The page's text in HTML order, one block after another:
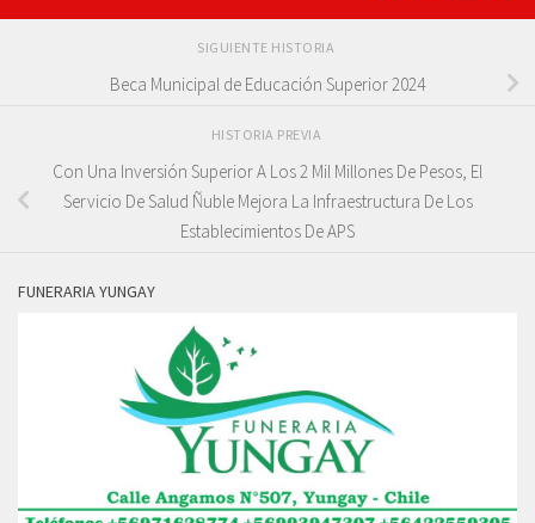
SIGUIENTE HISTORIA
Beca Municipal de Educación Superior 2024
HISTORIA PREVIA
Con Una Inversión Superior A Los 2 Mil Millones De Pesos, El
Servicio De Salud Ñuble Mejora La Infraestructura De Los
Establecimientos De APS
FUNERARIA YUNGAY